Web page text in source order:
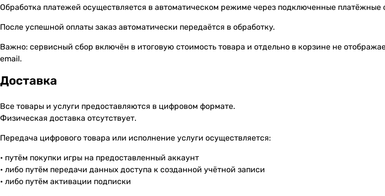
Обработка платежей осуществляется в автоматическом режиме через подключенные платёжные
После успешной оплаты заказ автоматически передаётся в обработку.
Важно: сервисный сбор включён в итоговую стоимость товара и отдельно в корзине не
email.
Доставка
Все товары и услуги предоставляются в цифровом формате.
Физическая доставка отсутствует.
Передача цифрового товара или исполнение услуги осуществляется:
• путём покупки игры на предоставленный аккаунт
• либо путём передачи данных доступа к созданной учётной записи
• либо путём активации подписки